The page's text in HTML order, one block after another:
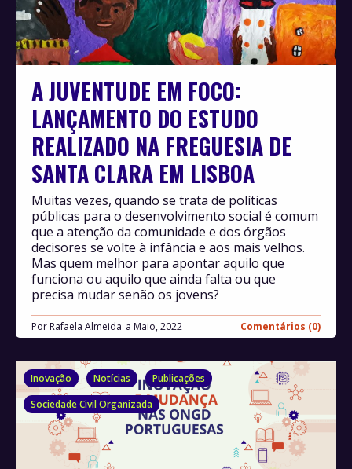
A JUVENTUDE EM FOCO:
LANÇAMENTO DO ESTUDO
REALIZADO NA FREGUESIA DE
SANTA CLARA EM LISBOA
Por Rafaela Almeida Maio, 2022 Comentários (0)
Muitas vezes, quando se trata de políticas
públicas para o desenvolvimento social é comum
que a atenção da comunidade e dos órgãos
decisores se volte à infância e aos mais velhos.
Mas quem melhor para apontar aquilo que
funciona ou aquilo que ainda falta ou que
precisa mudar senão os jovens?
Inovação Notícias
Publicações
Sociedade Civil Organizada